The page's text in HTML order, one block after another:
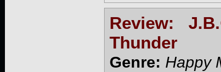
Review:
Thunder
Genre: Happy